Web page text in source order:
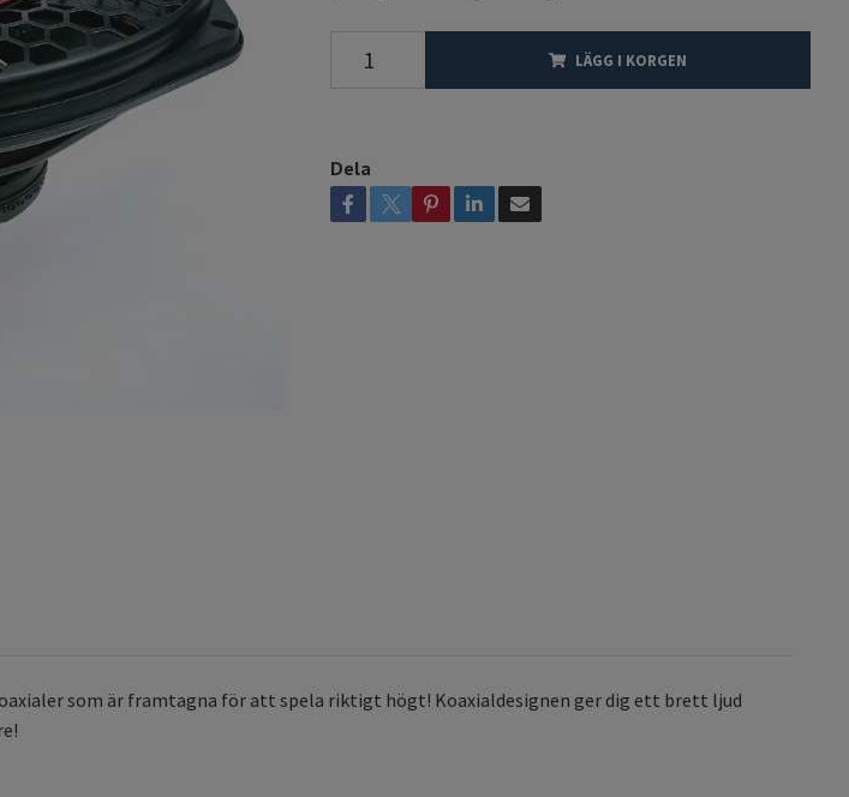
LÄGG I KORGEN
Dela
som är framtagna för att spela riktigt högt! Koaxialdesignen ger dig ett brett ljud